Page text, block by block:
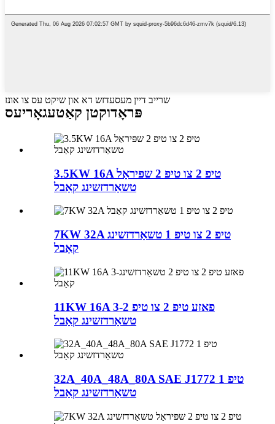
שרייב דיין מעסעדזש דא און שיקט עס צו אונז
פּראָדוקטן קאַטעגאָריעס
3.5KW 16A טיפ 2 צו טיפ 2 שפּיראַל
טשאַרדזשינג קאַבל
7KW 32A טיפ 2 צו טיפ 1 טשאַרדזשינג
קאַבל
11KW 16A 3-פאזע טיפ 2 צו טיפ 2
טשאַרדזשינג קאַבל
32A_40A_48A_80A SAE J1772 טיפ 1
טשאַרדזשינג קאַבל